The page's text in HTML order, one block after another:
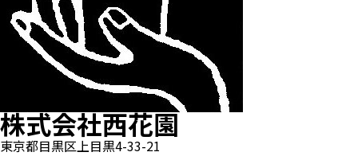
株式会社西花園
東京都目黒区上目黒4-33-21